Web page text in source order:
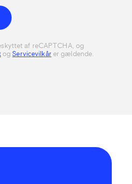
af reCAPTCHA, og
ogServicevilkår er gældende.